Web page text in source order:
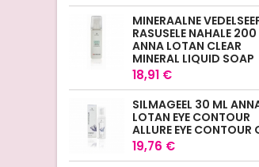
MINERAALNE
RASUSELE NAHALE
ANNA LOTAN CLEAR
MINERAL LIQUID SOAP
18,91 €
SILMAGEEL 30 ML
LOTAN EYE CONTOUR
ALLURE EYE CONTOUR
19,76 €